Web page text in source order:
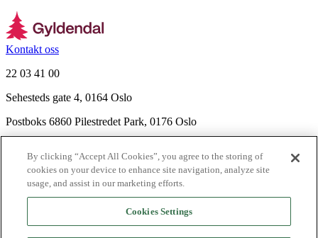
Kontakt oss
22 03 41 00
Sehesteds gate 4, 0164 Oslo
Postboks 6860 Pilestredet Park, 0176 Oslo
Nyhetsbrev
Ledige stillinger
Send inn manus
By clicking “Accept All Cookies”, you agree to the storing of
cookies on your device to enhance site navigation, analyze site
usage, and assist in our marketing efforts.
Cookies Settings